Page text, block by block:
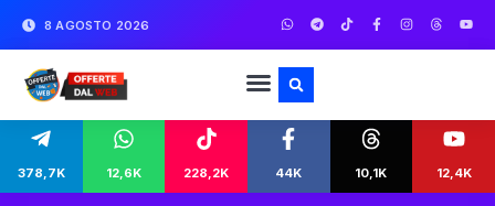
8 AGOSTO 2026
378,7K 12,6K 228,2K 44K 10,1K 12,4K